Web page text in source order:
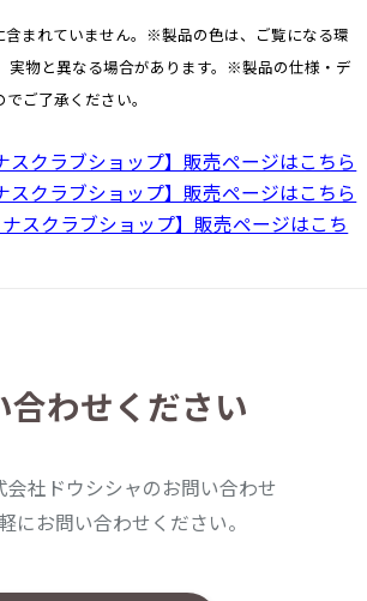
まれていません。※製品の色は、ご覧になる環
実物と異なる場合があります。※製品の仕様・デ
ご了承ください。
スクラブショップ】販売ページはこちら
スクラブショップ】販売ページはこちら
スクラブショップ】販売ページはこち
わせください
社ドウシシャのお問い合わせ
にお問い合わせください。